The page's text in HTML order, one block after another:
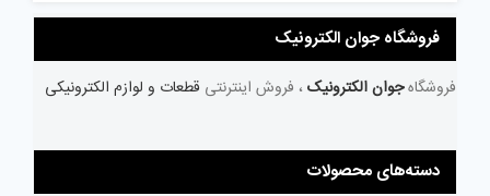
فروشگاه جوان الکترونیک
فروشگاهجوان الکترونیک ، فروش اینترنتی قطعات و لوازم الکترونیکی
دسته‌های محصولات